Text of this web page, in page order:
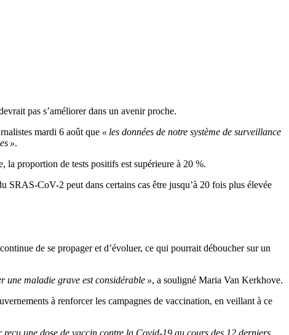
pas s’améliorer dans un avenir proche.
mardi 6 août que « les données de notre système de surveillance
».
la proportion de tests positifs est supérieure à 20 %.
SRAS-CoV-2 peut dans certains cas être jusqu’à 20 fois plus élevée
de se propager et d’évoluer, ce qui pourrait déboucher sur un
une maladie grave est considérable », a souligné Maria Van Kerkhove.
à renforcer les campagnes de vaccination, en veillant à ce